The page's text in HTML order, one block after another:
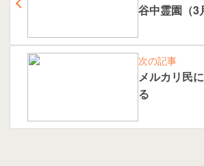
谷中霊園（3
次の記事
メルカリ民
る